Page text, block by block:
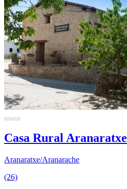
Casa Rural Aranaratxe
Aranaratxe/Aranarache
(26)